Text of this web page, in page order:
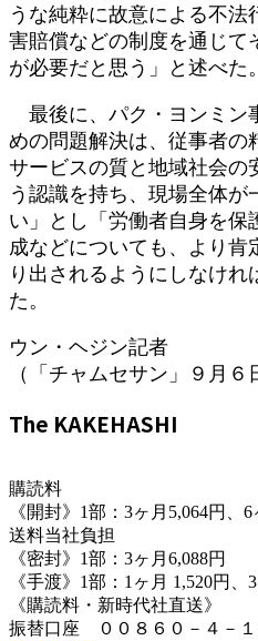
うな純粋に故意による不
害賠償などの制度を通じて
が必要だと思う」と述べた。
最後に、パク・ヨンミン
めの問題解決は、従事者の
サービスの質と地域社会の
う認識を持ち、現場全体
い」とし「労働者自身を保
成などについても、より肯
り出されるようにしなけれ
た。
ウン・ヘジン記者
（「チャムセサン」９月６
The KAKEHASHI
購読料
《開封》1部：3ヶ月5,064円
送料当社負担
《密封》1部：3ヶ月6,088円
《手渡》1部：1ヶ月 1,520円、
《購読料・新時代社直送》
振替口座 ００８６０－４－